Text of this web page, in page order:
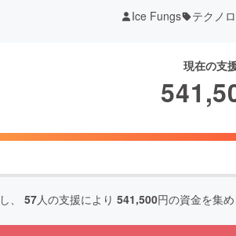
Ice Fungs テクノ
現在の支
、 57人の支援により 541,500円の資金を集め